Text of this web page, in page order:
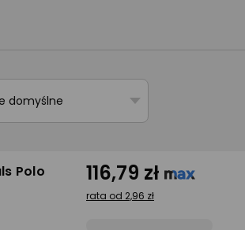
domyślne
Polo 116,79 zł
rata od 2,96 zł